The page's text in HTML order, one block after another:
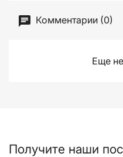
Комментарии (0)
Еще
Получите наши